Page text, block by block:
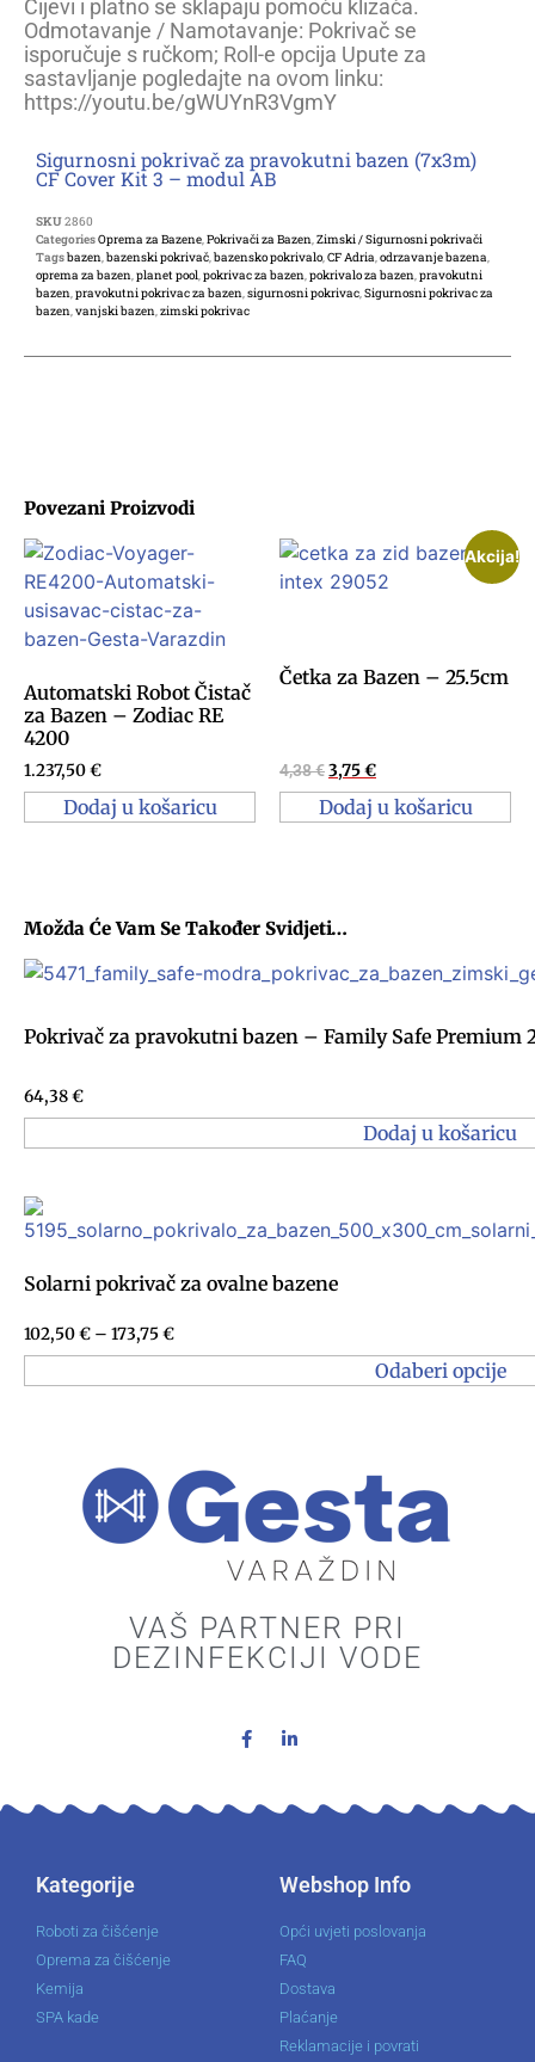
Povezani Proizvodi
Automatski Robot Čistač
za Bazen – Zodiac RE
4200
1.237,50€
Dodaj u košaricu
Akcija!
Četka za Bazen – 25.5cm
4,38€3,75€
Dodaj u košaricu
Možda Će Vam Se Također Svidjeti…
Pokrivač za pravokutni bazen – Family Safe Premium
64,38€
Dodaj u košaricu
Solarni pokrivač za ovalne bazene
102,50€ – 173,75€
Odaberi opcije
Cijevi i platno se sklapaju pomoću klizača.
Odmotavanje / Namotavanje: Pokrivač se
isporučuje s ručkom; Roll-e opcija Upute za
sastavljanje pogledajte na ovom linku:
https://youtu.be/gWUYnR3VgmY
Sigurnosni pokrivač za pravokutni bazen (7x3m)
CF Cover Kit 3 – modul AB
SKU2860
CategoriesOprema za Bazene,Pokrivači za Bazen,Zimski / Sigurnosni pokrivači
Tagsbazen,bazenski pokrivač,bazensko pokrivalo,CF Adria,odrzavanje bazena,
oprema za bazen,planet pool,pokrivac za bazen,pokrivalo za bazen,pravokutni
bazen,pravokutni pokrivac za bazen,sigurnosni pokrivac,Sigurnosni pokrivac za
bazen,vanjski bazen,zimski pokrivac
VAŠ PARTNER PRI
DEZINFEKCIJI VODE
Kategorije
Roboti za čišćenje
Oprema za čišćenje
Kemija
SPA kade
Webshop Info
Opći uvjeti poslovanja
FAQ
Dostava
Plaćanje
Reklamacije i povrati